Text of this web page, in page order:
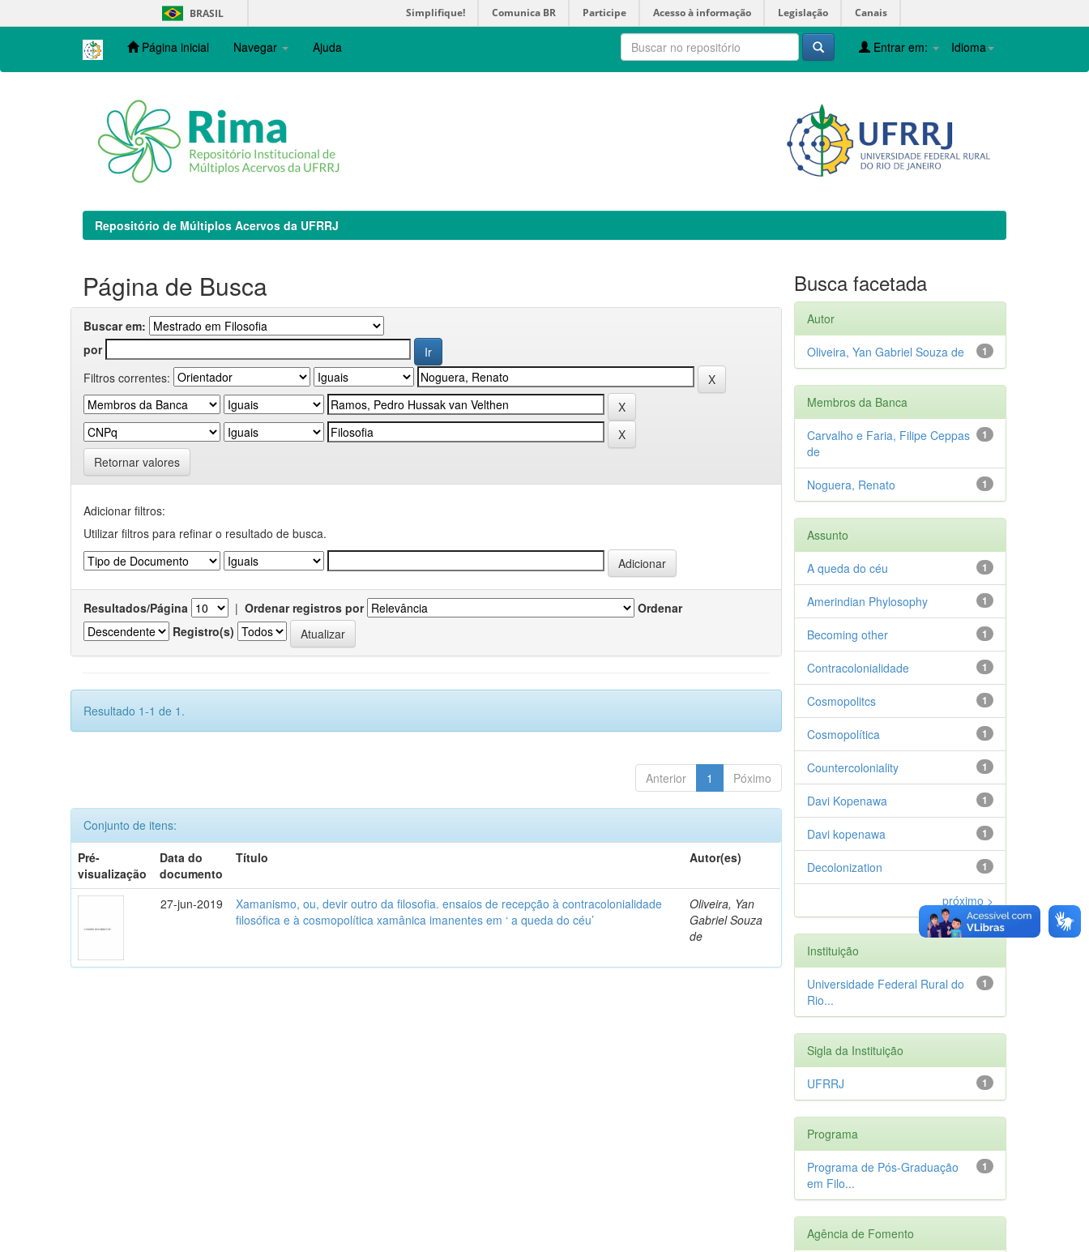
navigation
BRASIL Simplifique! Comunica BR Participe Acesso à informação Legislação Canais
Página inicial Navegar Ajuda Idioma
Entrar em:
Repositório de Múltiplos Acervos da UFRRJ
Página de Busca
Buscar em:
por
Filtros correntes:
Retornar valores
Adicionar filtros:
Utilizar filtros para refinar o resultado de busca.
Resultados/Página | Ordenar registros por
Ordenar
Registro(s)
Resultado 1-1 de 1.
Anterior 1 Póximo
Conjunto de itens:
Pré-
visualização
Data do
documento
Título Autor(es)
27-jun-2019
Xamanismo, ou, devir outro da filosofia. ensaios de recepção à contracolonialidade
filosófica e à cosmopolítica xamânica imanentes em ‘ a queda do céu’
Oliveira, Yan
Gabriel Souza
de
Busca facetada
Autor
1
Oliveira, Yan Gabriel Souza de
Membros da Banca
1
Carvalho e Faria, Filipe Ceppas
de
1
Noguera, Renato
Assunto
1
A queda do céu
1
Amerindian Phylosophy
1
Becoming other
1
Contracolonialidade
1
Cosmopolitcs
1
Cosmopolítica
1
Countercoloniality
1
Davi Kopenawa
1
Davi kopenawa
1
Decolonization
próximo >
Instituição
1
Universidade Federal Rural do
Rio...
Sigla da Instituição
1
UFRRJ
Programa
1
Programa de Pós-Graduação
em Filo...
Agência de Fomento